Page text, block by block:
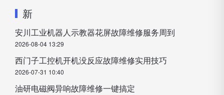
新
安川工业机器人示教器花屏故障维修服务周到
2026-08-04 13:29
西门子工控机开机没反应故障维修实用技巧
2026-07-31 10:40
油研电磁阀异响故障维修一键搞定